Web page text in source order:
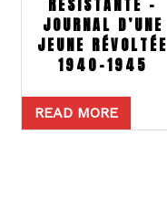
RÉSISTANTE –
JOURNAL D’UNE
JEUNE RÉVOLTÉE
1940-1945
READ MORE